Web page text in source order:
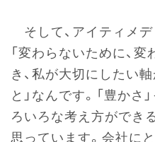
そして、アイティメ
「変わらないために、
き、私が大切にしたい
と」なんです。「豊かさ
ろいろな考え方ができ
思っています。会社に